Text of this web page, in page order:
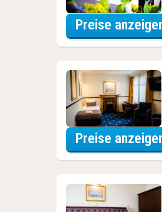
Preise
Preise